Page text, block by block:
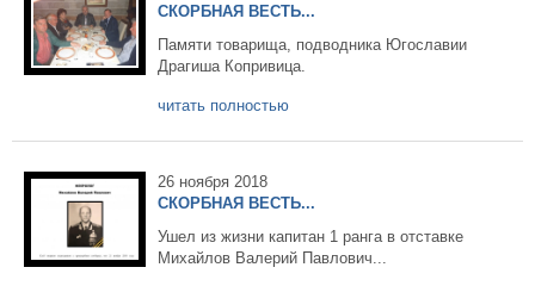
СКОРБНАЯ ВЕСТЬ...
Памяти товарища, подводника Югославии
Драгиша Копривица.
читать полностью
26 ноября 2018
СКОРБНАЯ ВЕСТЬ...
Ушел из жизни капитан 1 ранга в отставке
Михайлов Валерий Павлович...